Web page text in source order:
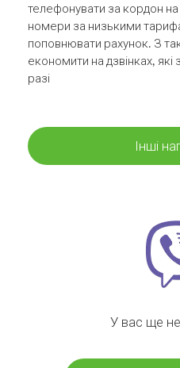
телефонувати за кордон на
номери за низькими
поповнювати рахунок. З
економити на дзвінках,
разі
Інші
У вас ще